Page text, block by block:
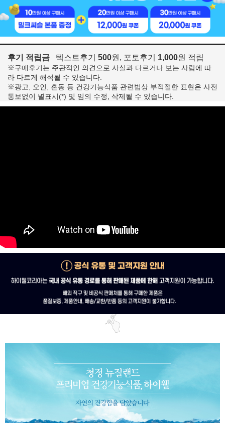
후기 적립금 텍스트후기 500원, 포토후기 1,000원 적립
※구매후기는 주관적인 의견으로 사실과 다르거나 보는 사람에 따
라 다르게 해석될 수 있습니다.
※광고, 오인, 혼동 등 건강기능식품 관련법상 부적절한 표현은 사전
통보없이 별표시(*) 및 임의 수정, 삭제될 수 있습니다.